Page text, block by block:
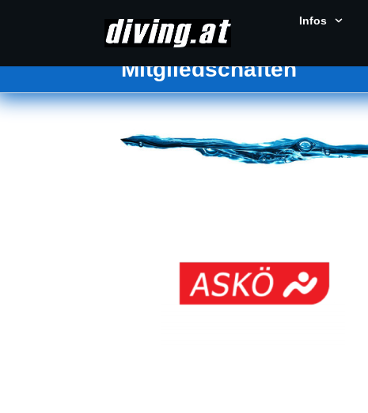
Infos
Mitgliedschaften